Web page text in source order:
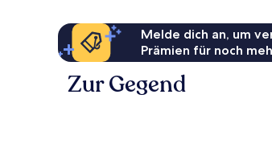
Melde dich an, um
Prämien für noch
Zur Gegend